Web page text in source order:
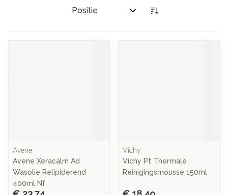
Sorteer op:
Avene
Avene Xeracalm Ad
Wasolie Relipiderend
400ml Nf
Vichy
Vichy Pt Thermale
Reinigingsmousse 150ml